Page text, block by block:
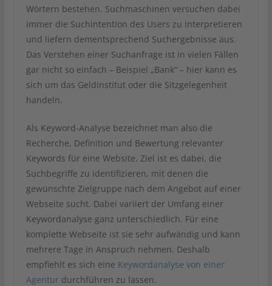
Wörtern bestehen. Suchmaschinen versuchen dabei
immer die Suchintention des Users zu interpretieren
und liefern dementsprechend Suchergebnisse aus.
Das Verstehen einer Suchanfrage ist in vielen Fällen
gar nicht so einfach – Beispiel „Bank“ – hier kann es
sich um das Geldinstitut oder die Sitzgelegenheit
handeln.
Als Keyword-Analyse bezeichnet man also die
Recherche, Definition und Bewertung relevanter
Keywords für eine Website. Ziel ist es dabei, die
Suchbegriffe zu identifizieren, mit denen die
gewünschte Zielgruppe nach dem Angebot auf einer
Webseite sucht. Dabei variiert der Umfang einer
Keywordanalyse ganz unterschiedlich. Für eine
komplette Webseite ist sie sehr aufwändig und kann
mehrere Tage in Anspruch nehmen. Deshalb
empfiehlt es sich eine Keywordanalyse von einer
Agenturdurchführen zu lassen.